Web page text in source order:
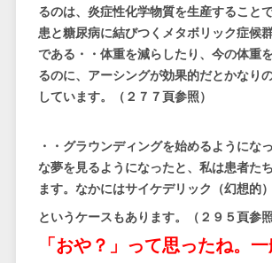
るのは、炎症性化学物質を生産すること
患と糖尿病に結びつくメタボリック症候
である・・体重を減らしたり、今の体重
るのに、アーシングが効果的だとかなり
しています。（２７７頁参照）
・・グラウンディングを始めるようにな
な夢を見るようになったと、私は患者た
ます。なかにはサイケデリック（幻想的
というケースもあります。（２９５頁参照
「おや？」って思ったね。